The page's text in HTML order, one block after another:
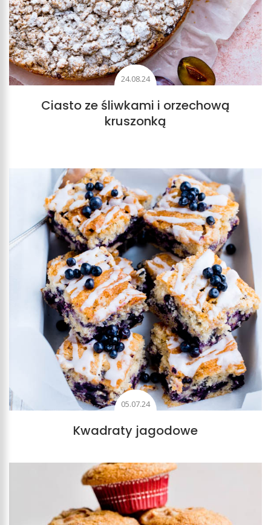
24.08.24
Ciasto ze śliwkami i orzechową
kruszonką
05.07.24
Kwadraty jagodowe